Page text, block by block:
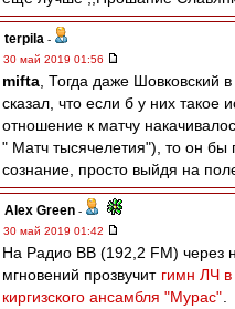
terpila -
30 май 2019 01:56
mifta , Тогда даже Шовковский
сказал, что если б у них такое
отношение к матчу
" Матч тысячелетия"), то он бы
сознание, просто выйдя на
Alex Green -
30 май 2019 01:42
На Радио ВВ (192,2 FM) через
мгновений прозвучит гимн ЛЧ
киргизского ансамбля "Мурас"